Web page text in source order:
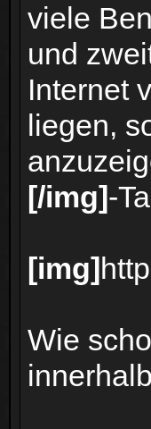
viele
und
Internet
liegen,
[/img]-
[img]
Wie